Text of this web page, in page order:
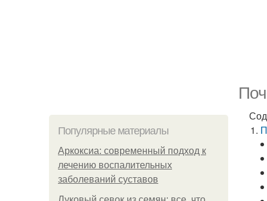
Популярные материалы
Аркоксиа: современный подход к
лечению воспалительных
заболеваний суставов